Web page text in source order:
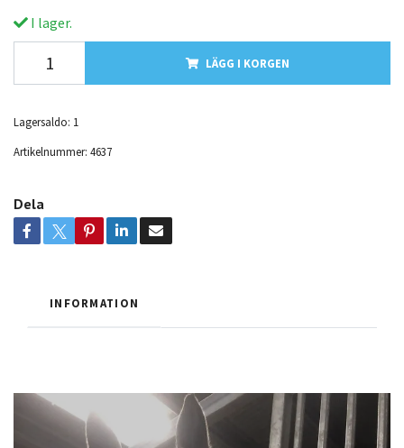
I lager.
LÄGG I KORGEN
Lagersaldo: 1
Artikelnummer: 4637
Dela
INFORMATION